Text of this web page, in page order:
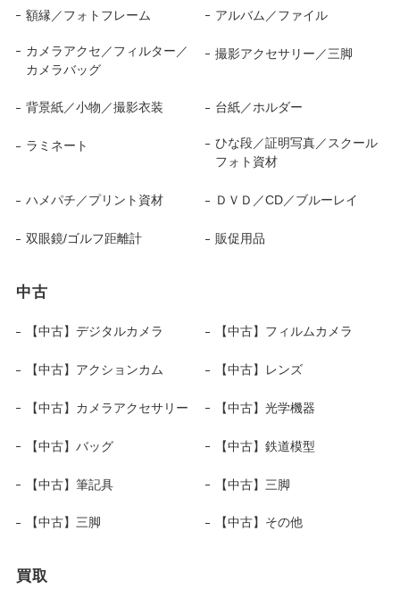
額縁／フォトフレーム アルバム／ファイル
カメラアクセ／フィルター／
カメラバッグ
撮影アクセサリー／三脚
背景紙／小物／撮影衣装 台紙／ホルダー
ラミネート
ひな段／証明写真／スクール
フォト資材
ハメパチ／プリント資材 ＤＶＤ／CD／ブルーレイ
双眼鏡/ゴルフ距離計 販促用品
中古
【中古】デジタルカメラ 【中古】フィルムカメラ
【中古】アクションカム 【中古】レンズ
【中古】カメラアクセサリー 【中古】光学機器
【中古】バッグ 【中古】鉄道模型
【中古】筆記具 【中古】三脚
【中古】三脚 【中古】その他
買取